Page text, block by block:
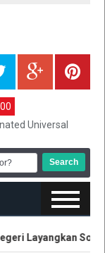
Universal
Layangkan